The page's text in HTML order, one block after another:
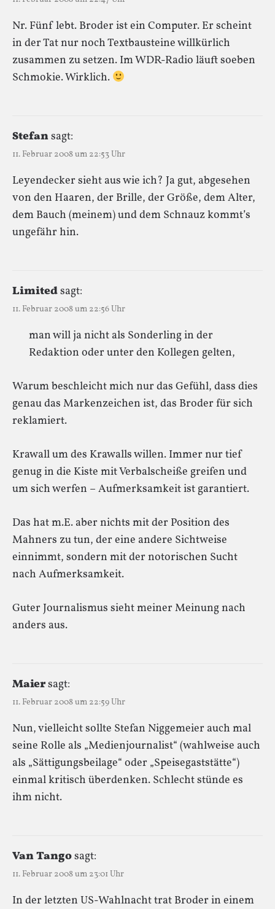
Nr. Fünf lebt. Broder ist ein Computer. Er scheint
in der Tat nur noch Textbausteine willkürlich
zusammen zu setzen. Im WDR-Radio läuft soeben
Schmokie. Wirklich.
Stefansagt:
11. Februar 2008 um 22:53 Uhr
Leyendecker sieht aus wie ich? Ja gut, abgesehen
von den Haaren, der Brille, der Größe, dem Alter,
dem Bauch (meinem) und dem Schnauz kommt’s
ungefähr hin.
Limitedsagt:
11. Februar 2008 um 22:56 Uhr
man will ja nicht als Sonderling in der
Redaktion oder unter den Kollegen gelten,
Warum beschleicht mich nur das Gefühl, dass dies
genau das Markenzeichen ist, das Broder für sich
reklamiert.
Krawall um des Krawalls willen. Immer nur tief
genug in die Kiste mit Verbalscheiße greifen und
um sich werfen – Aufmerksamkeit ist garantiert.
Das hat m.E. aber nichts mit der Position des
Mahners zu tun, der eine andere Sichtweise
einnimmt, sondern mit der notorischen Sucht
nach Aufmerksamkeit.
Guter Journalismus sieht meiner Meinung nach
anders aus.
Maiersagt:
11. Februar 2008 um 22:59 Uhr
Nun, vielleicht sollte Stefan Niggemeier auch mal
seine Rolle als „Medienjournalist“ (wahlweise auch
als „Sättigungsbeilage“ oder „Speisegaststätte“)
einmal kritisch überdenken. Schlecht stünde es
ihm nicht.
Van Tangosagt:
11. Februar 2008 um 23:01 Uhr
In der letzten US-Wahlnacht trat Broder in einem